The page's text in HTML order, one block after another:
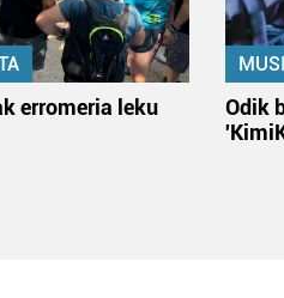
erromeria leku
Odik